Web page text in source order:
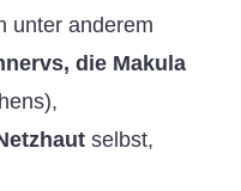
unter anderem
die Makula
selbst,